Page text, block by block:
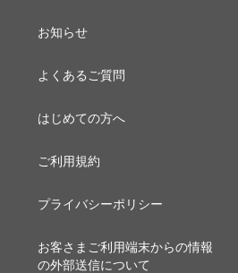
お知らせ
よくあるご質問
はじめての方へ
ご利用規約
プライバシーポリシー
お客さまご利用端末からの情報
の外部送信について